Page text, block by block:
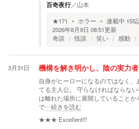
百奇夜行／山本
★171 ホラー 連載中 155
2026年8月9日 08:51更新
奇談
怪談 笑い 感動
3月31日 機構を解き明かし、陰の実力
自身がヒーローになるのではなく
てる主人公。 守らなければならな
は離れた場所に展開していること
で…続きを読む
★★★ Excellent!!!